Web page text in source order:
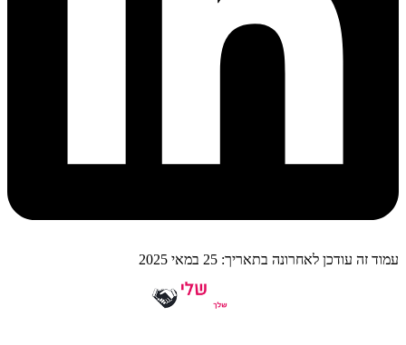
עמוד זה עודכן לאחרונה בתאריך: 25 במאי 2025